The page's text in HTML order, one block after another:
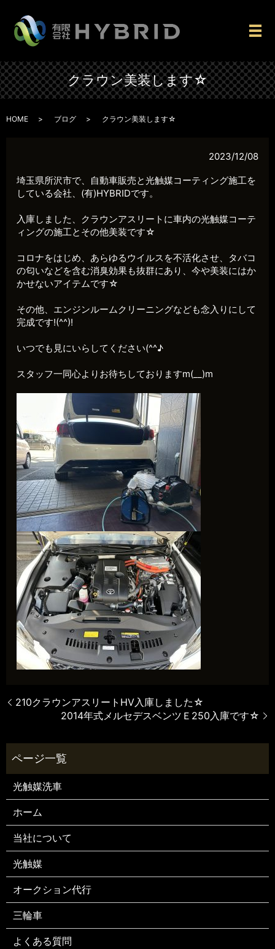
メ
クラウン美装します☆
HOME ブログ クラウン美装します☆
2023/12/08
埼玉県所沢市で、自動車販売と光触媒コーティング施工を
している会社、(有)HYBRIDです。
入庫しました、クラウンアスリートに車内の光触媒コーテ
ィングの施工とその他美装です☆
コロナをはじめ、あらゆるウイルスを不活化させ、タバコ
の匂いなどを含む消臭効果も抜群にあり、今や美装にはか
かせないアイテムです☆
その他、エンジンルームクリーニングなども念入りにして
完成です!(^^)!
いつでも見にいらしてください(^^♪
スタッフ一同心よりお待ちしておりますm(__)m
210クラウンアスリートHV入庫しました☆
2014年式メルセデスベンツＥ250入庫です☆
光触媒洗車
ホーム
当社について
光触媒
オークション代行
三輪車
よくある質問